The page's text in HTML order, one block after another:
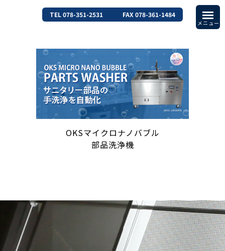
TEL 078-351-2531 FAX 078-361-1484
OKSマイクロナノバブル
部品洗浄機